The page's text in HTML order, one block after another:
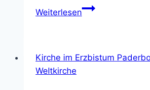
WeiterlesenWeltgebetstag
Paderborn
Kirche im Erzbistum
Weltkirche